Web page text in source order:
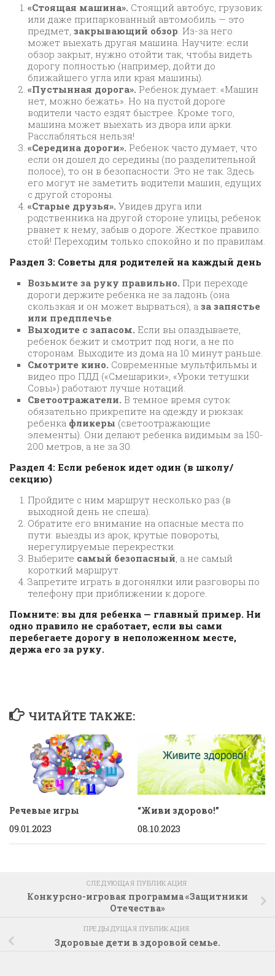
«Стоящая машина». Стоящий автобус, грузовик
или даже припаркованный автомобиль — это
предмет, закрывающий обзор . Из-за него
может выехать другая машина. Научите: если
обзор закрыт, нужно отойти так, чтобы видеть
дорогу полностью (например, дойти до
ближайшего угла или края машины).
«Пустынная дорога». Ребенок думает: «Машин
нет, можно бежать». Но на пустой дороге
водители часто ездят быстрее. Кроме того,
машина может выехать из двора или арки.
Расслабляться нельзя!
«Середина дороги». Ребенок часто думает, что
если он дошел до середины (по разделительной
полосе), то он в безопасности. Это не так. Здесь
его могут не заметить водители машин, едущих
с другой стороны.
«Старые друзья». Увидев друга или
родственника на другой стороне улицы, ребенок
рванет к нему, забыв о дороге. Жесткое правило:
стой! Переходим только спокойно и по правилам.
Раздел 3: Советы для родителей на каждый день
Возьмите за руку правильно. При переходе
дороги держите ребенка не за ладонь (она
скользкая и он может вырваться), а за запястье
или предплечье
Выходите с запасом. Если вы опаздываете,
ребенок бежит и смотрит под ноги, а не по
сторонам. Выходите из дома на 10 минут раньше.
Смотрите кино. Современные мультфильмы и
видео про ПДД («Смешарики», «Уроки тетушки
Совы») работают лучше нотаций.
Светоотражатели. В темное время суток
обязательно прикрепите на одежду и рюкзак
ребенка фликеры (светоотражающие
элементы). Они делают ребенка видимым за 150-
200 метров, а не за 30.
Раздел 4: Если ребенок идет один (в школу/
секцию)
Пройдите с ним маршрут несколько раз (в
выходной день не спеша).
Обратите его внимание на опасные места по
пути: выезды из арок, крутые повороты,
нерегулируемые перекрестки.
Выберите самый безопасный , а не самый
короткий маршрут.
Запретите играть в догонялки или разговоры по
телефону при приближении к дороге.
Помните: вы для ребенка — главный пример. Ни
одно правило не сработает, если вы сами
перебегаете дорогу в неположенном месте,
держа его за руку.
ЧИТАЙТЕ ТАКЖЕ:
Речевые игры
09.01.2023
“Живи здорово!”
08.10.2023
СЛЕДУЮЩАЯ ПУБЛИКАЦИЯ
Конкурсно-игровая программа «Защитники
Отечества»
ПРЕДЫДУЩАЯ ПУБЛИКАЦИЯ
Здоровые дети в здоровой семье.